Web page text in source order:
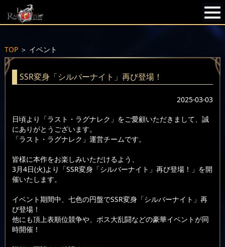
TOP＞ イベント
SSR変身「シルバーナイト」再び登場！
2025-03-03
日頃より「ラスト・ラグナレク」をご愛顧いただきまして、誠
にありがとうございます。
「ラスト・ラグナレク」運営チームです。
皆様に本作をお楽しみいただけるよう、
3月4日(火)より「SSR変身「シルバーナイト」再び登場！」を開
催いたします。
イベント期間中、七色の円盤でSSR変身「シルバーナイト」再
び登場！
他にも頂上表順位競争や、ボス大乱闘などの豪華イベントが同
時開催！